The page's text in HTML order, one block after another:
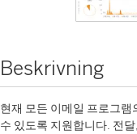
Beskrivning
현재 모든 이메일 프로그
수 있도록 지원합니다. 전